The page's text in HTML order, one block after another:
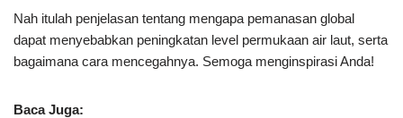
Nah itulah penjelasan tentang mengapa pemanasan global
dapat menyebabkan peningkatan level permukaan air laut, serta
bagaimana cara mencegahnya. Semoga menginspirasi Anda!
Baca Juga: